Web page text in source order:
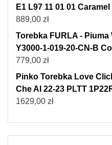
E1 L97 11 01 01 Caramel
889,00 zł
Torebka FURLA - Piuma
Y3000-1-019-20-CN-B
779,00 zł
Pinko Torebka Love
Che AI 22-23 PLTT
1629,00 zł